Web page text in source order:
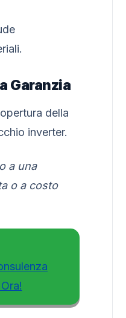
Garanzia
della
inverter.
a una
o a costo